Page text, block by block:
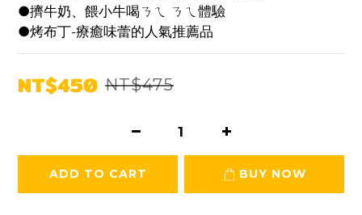
●擠牛奶、餵小牛喝ㄋㄟ ㄋㄟ體驗
●烤布丁-療癒味蕾的人氣推薦品
NT$450 NT$475
ADD TO CART BUY NOW